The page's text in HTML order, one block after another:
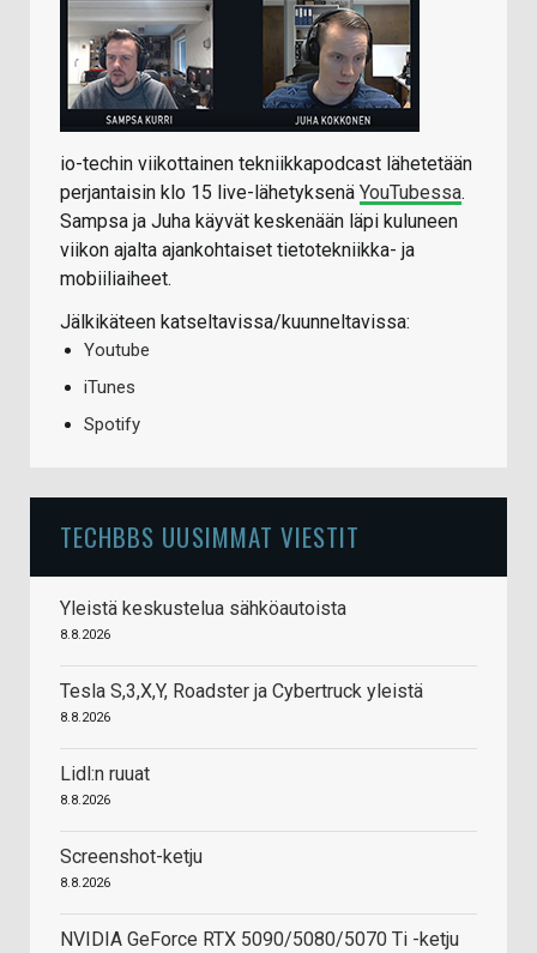
io-techin viikottainen tekniikkapodcast lähetetään
perjantaisin klo 15 live-lähetyksenä YouTubessa.
Sampsa ja Juha käyvät keskenään läpi kuluneen
viikon ajalta ajankohtaiset tietotekniikka- ja
mobiiliaiheet.
Jälkikäteen katseltavissa/kuunneltavissa:
Youtube
iTunes
Spotify
TECHBBS UUSIMMAT VIESTIT
Yleistä keskustelua sähköautoista
8.8.2026
Tesla S,3,X,Y, Roadster ja Cybertruck yleistä
8.8.2026
Lidl:n ruuat
8.8.2026
Screenshot-ketju
8.8.2026
NVIDIA GeForce RTX 5090/5080/5070 Ti -ketju